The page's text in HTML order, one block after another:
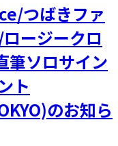
つばきファ
ージークロ
筆ソロサイン
ト
のお知ら